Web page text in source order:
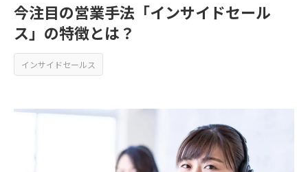
今注目の営業手法「インサイドセール
ス」の特徴とは？
インサイドセールス